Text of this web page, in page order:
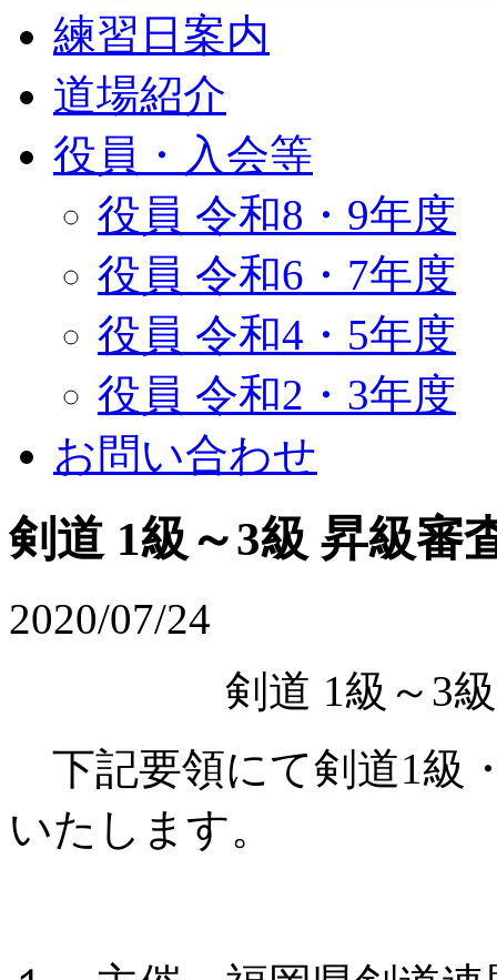
練習日案内
道場紹介
役員・入会等
役員 令和8・9年度
役員 令和6・7年度
役員 令和4・5年度
役員 令和2・3年度
お問い合わせ
剣道 1級～3級 昇級
2020/07/24
剣道 1級～3級
下記要領にて剣道1級
いたします。